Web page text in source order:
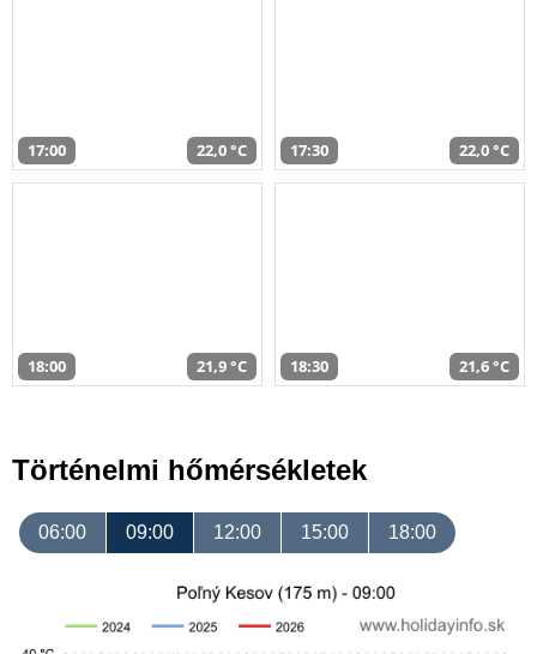
17:00 22,0 °C 17:30 22,0 °C
18:00 21,9 °C 18:30 21,6 °C
Történelmi hőmérsékletek
06:00 09:00 12:00 15:00 18:00